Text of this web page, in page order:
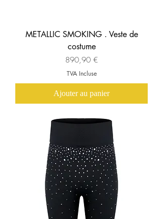
METALLIC SMOKING . Veste de
costume
Prix
890,90 €
TVA Incluse
Ajouter au panier